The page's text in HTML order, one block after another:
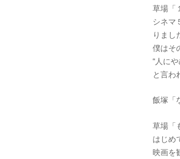
草場「
シネマ
りまし
僕はそ
“人に
と言わ
飯塚「
草場「
はじめ
映画を